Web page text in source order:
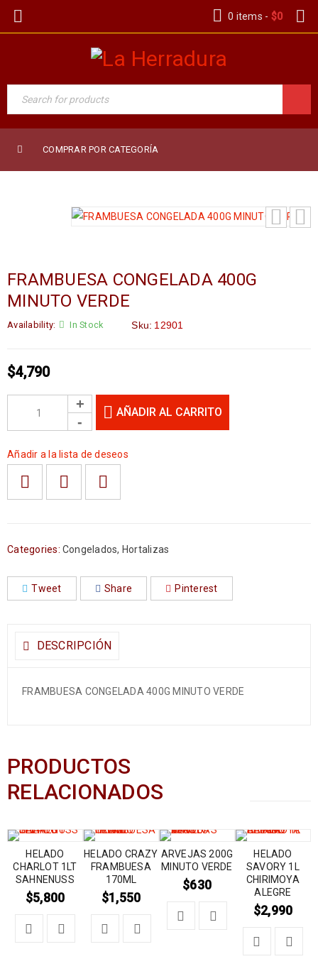
0 items - $0
COMPRAR POR CATEGORÍA
FRAMBUESA CONGELADA 400G
MINUTO VERDE
Availability: In Stock Sku: 12901
$4,790
AÑADIR AL CARRITO
Añadir a la lista de deseos
Categories: Congelados, Hortalizas
Tweet Share Pinterest
DESCRIPCIÓN
FRAMBUESA CONGELADA 400G MINUTO VERDE
PRODUCTOS
RELACIONADOS
HELADO
CHARLOT 1LT
SAHNENUSS
$5,800
HELADO CRAZY
FRAMBUESA
170ML
$1,550
ARVEJAS 200G
MINUTO VERDE
$630
HELADO
SAVORY 1L
CHIRIMOYA
ALEGRE
$2,990